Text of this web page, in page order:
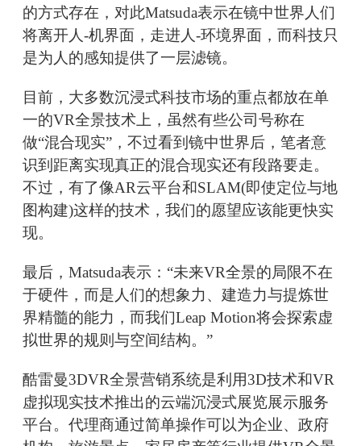
的方式存在，对此Matsuda表示在镜中世界人们
将离开人-机界面，走进人-环境界面，而科技只
是为人的感知提供了一层滤镜。
目前，大多数沉浸式科技市场的重点都放在单
一的VR全景技术上，虽然有些公司号称在
做“混合现实”，不过看到镜中世界后，笔者意
识到距离实现真正的混合现实还有段路要走。
不过，有了像AR云平台和SLAM(即使定位与地
图构建)这样的技术，我们的愿望应该能更快实
现。
最后，Matsuda表示：“未来VR全景的局限不在
于硬件，而是人们的想象力、建造力与提炼世
界精髓的能力，而我们Leap Motion将会探索虚
拟世界的规则与空间结构。”
酷雷曼3DVR全景营销系统是利用3D技术和VR
虚拟现实技术推出的云端沉浸式展览展示服务
平台。代理商通过简单操作可以为企业、政府